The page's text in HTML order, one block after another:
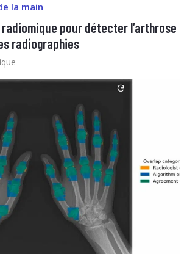
la main
radiomique pour détecter l’arthrose
radiographies